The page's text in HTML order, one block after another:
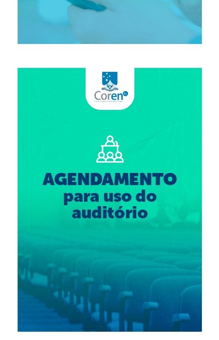
Decisões
Portarias
Resoluções
Censura Pública
Procedimento para registro
Clube de Vantagens
Valores dos serviços
Reserva de auditório
Notícias
Ouvidoria
Contatos
Fale Conosco
NEP